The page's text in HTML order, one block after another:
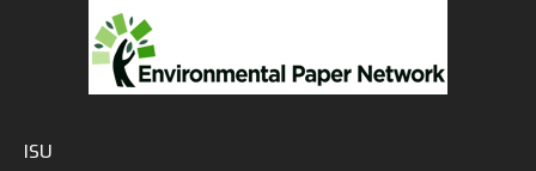
ISU